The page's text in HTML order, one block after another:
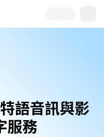
語音訊與影
服務